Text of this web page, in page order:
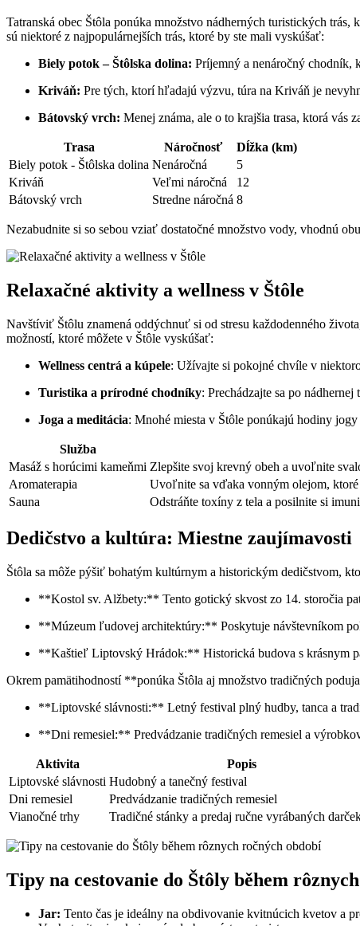
Tatranská​ obec Štôla ponúka množstvo nádherných turistických
sú niektoré z najpopulárnejších trás, ktoré ⁤by ⁣ste mali vyskúšať:
Biely⁢ potok – Štôlska dolina: Príjemný ​a nenáročný chodník,‌
Kriváň: Pre ⁤tých, ktorí hľadajú výzvu, túra na Kriváň je
Bátovský vrch: Menej známa, ale o to krajšia trasa, ktorá vás
Trasa Náročnosť
Dĺžka (km)
Biely potok ⁣- Štôlska dolina Nenáročná
5
Kriváň
Veľmi‌ náročná
12
Bátovský vrch
Stredne náročná 8
Nezabudnite si ⁢so sebou vziať dostatočné ⁣množstvo vody, vhodnú
Relaxačné aktivity a wellness ⁣v Štôle
Navštíviť Štôlu znamená oddýchnuť si od‍ stresu​ každodenného
možností,⁣ ktoré‌ môžete v‍ Štôle ‍vyskúšať:
Wellness‌ centrá a kúpele: Užívajte si ​pokojné chvíle v‍
Turistika a⁣ prírodné⁣ chodníky:​ Prechádzajte sa po
Joga a meditácia: Mnohé⁤ miesta v​ Štôle ponúkajú hodiny
Služba
Masáž s horúcimi kameňmi Zlepšite svoj krevný obeh a uvoľnite
Aromaterapia
Uvoľnite sa vďaka vonným⁢ olejom,
Sauna
Odstráňte toxíny z tela a ​posilnite si
Dedičstvo a kultúra: Miestne zaujímavosti
Štôla sa môže pýšiť ⁤bohatým kultúrnym ‌a historickým dedičstvom,
**Kostol sv. Alžbety:** ​Tento gotický skvost ​zo 14. storočia
**Múzeum⁢ ľudovej architektúry:** Poskytuje návštevníkom
**Kaštieľ Liptovský Hrádok:** ⁢Historická budova s krásnym
Okrem pamätihodností​ **ponúka Štôla⁤ aj množstvo tradičných
**Liptovské ‍slávnosti:** Letný festival plný ‌hudby, tanca a
**Dni remesiel:** Predvádzanie tradičných⁢ remesiel a
Aktivita Popis
Liptovské ‌slávnosti Hudobný a​ tanečný⁢ festival
Dni remesiel
Predvádzanie tradičných remesiel
Vianočné trhy
Tradičné‍ stánky a predaj ručne ⁢vyrábaných
Tipy na cestovanie do Štôly během⁢
Jar: Tento čas ‌je ideálny‌ na⁢ obdivovanie kvitnúcich kvetov‌ a